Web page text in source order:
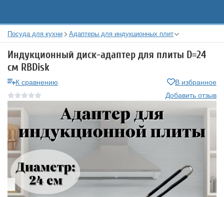
Посуда для кухни Адаптеры для индукционных плит
Индукционный диск-адаптер для плиты D=24
см RBDisk
К сравнению
В избранное
Добавить отзыв